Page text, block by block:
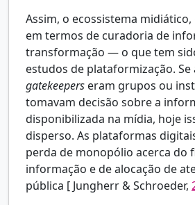
Assim, o ecossistema
em termos de curadoria de
transformação — o que tem
estudos de plataformização. Se
gatekeepers eram grupos ou
tomavam decisão sobre a
disponibilizada na mídia, hoje
disperso. As plataformas
perda de monopólio acerca do
informação e de alocação de
pública [ Jungherr & Schroeder,